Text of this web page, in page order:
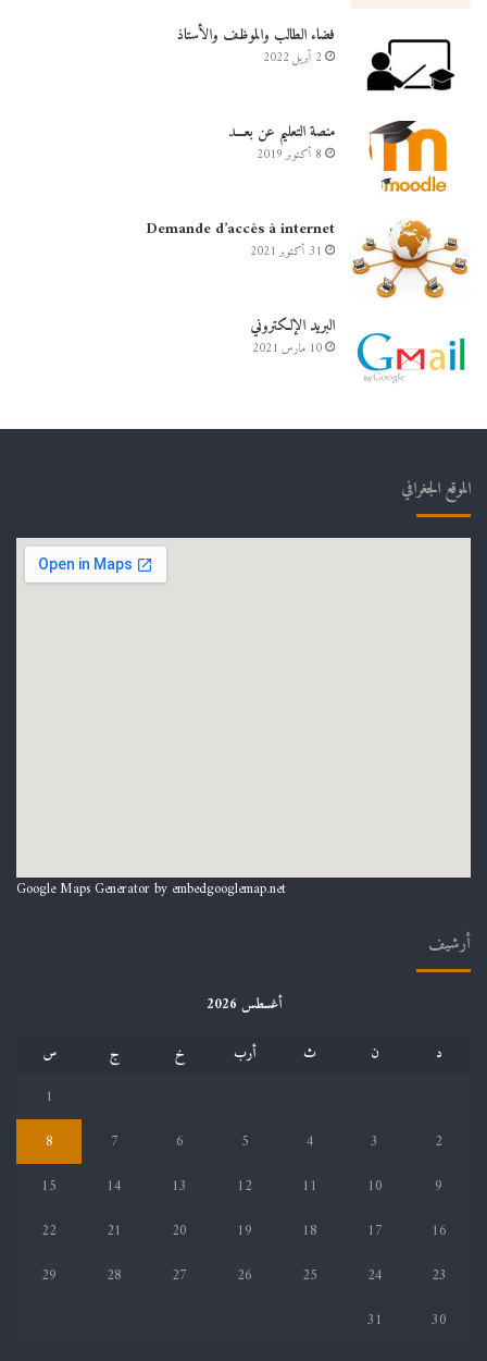
فضاء الطالب والموظف والأستاذ
2 أبريل 2022
منصة التعليم عن بعـــد
8 أكتوبر 2019
Demande d’accès à internet
31 أكتوبر 2021
البريد الإلكتروني
10 مارس 2021
الموقع الجغرافي
Google Maps Generator by embedgooglemap.net
أرشيف
أغسطس 2026
د
ن ث أرب خ ج
س
1
2
3
4
5
6
7
8
9
10
11
12
13
14
15
16
17
18
19
20
21
22
23
24
25
26
27
28
29
30
31